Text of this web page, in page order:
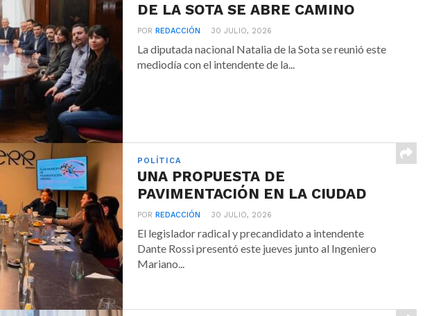
DE LA SOTA SE ABRE CAMINO
PORREDACCIÓN 30 JULIO, 2026
La diputada nacional Natalia de la Sota se reunió este
mediodía con el intendente de la...
POLÍTICA
UNA PROPUESTA DE
PAVIMENTACIÓN EN LA CIUDAD
PORREDACCIÓN 30 JULIO, 2026
El legislador radical y precandidato a intendente
Dante Rossi presentó este jueves junto al Ingeniero
Mariano...